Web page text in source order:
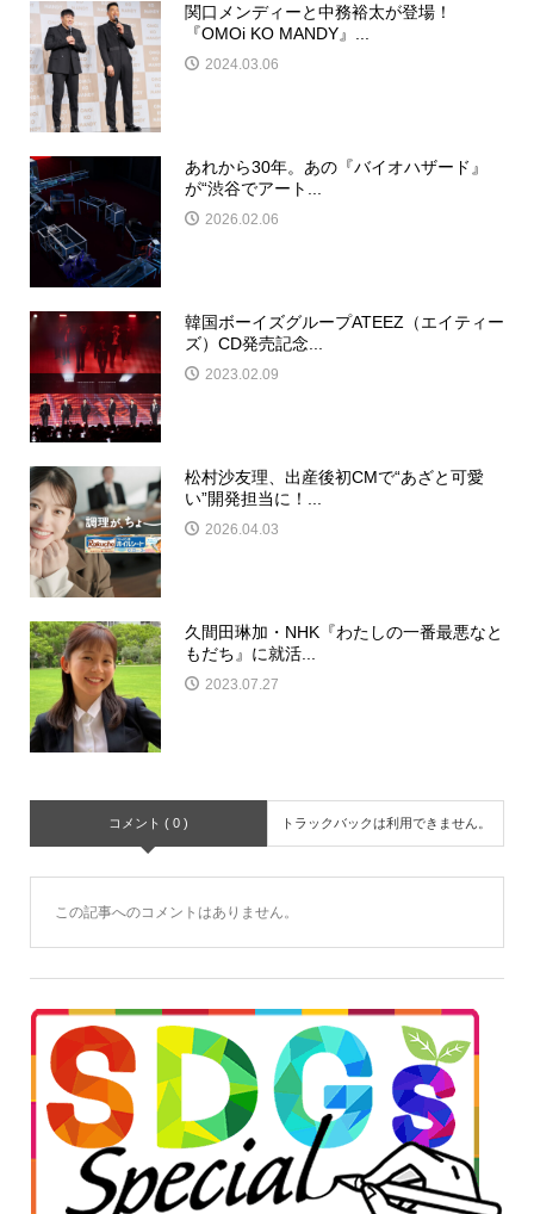
関口メンディーと中務裕太が登場！
『OMOi KO MANDY』...
2024.03.06
あれから30年。あの『バイオハザード』
が“渋谷でアート...
2026.02.06
韓国ボーイズグループATEEZ（エイティー
ズ）CD発売記念...
2023.02.09
松村沙友理、出産後初CMで“あざと可愛
い”開発担当に！...
2026.04.03
久間田琳加・NHK『わたしの一番最悪なと
もだち』に就活...
2023.07.27
コメント ( 0 ) トラックバックは利用できません。
この記事へのコメントはありません。